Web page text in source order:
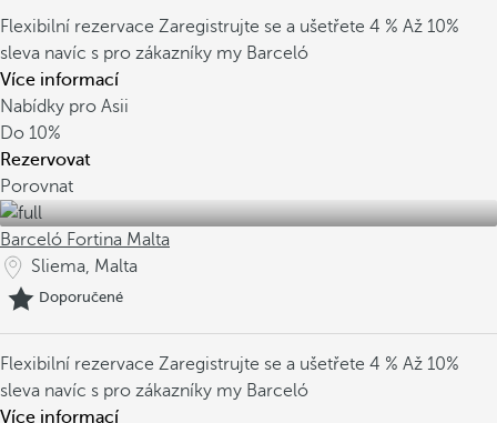
Flexibilní rezervace Zaregistrujte se a ušetřete 4 % Až 10%
sleva navíc s pro zákazníky my Barceló
Více informací
Nabídky pro Asii
Do 10%
Rezervovat
Porovnat
Barceló Fortina Malta
Sliema, Malta
Doporučené
Flexibilní rezervace Zaregistrujte se a ušetřete 4 % Až 10%
sleva navíc s pro zákazníky my Barceló
Více informací